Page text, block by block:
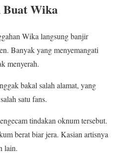
Buat Wika
Wika langsung banjir
Banyak yang menyemangati
menyerah.
bakal salah alamat, yang
satu fans.
tindakan oknum tersebut.
berat biar jera. Kasian artisnya
lain.